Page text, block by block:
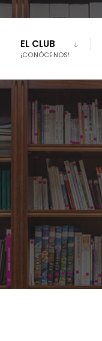
EL CLUB
¡CONÓCENOS!